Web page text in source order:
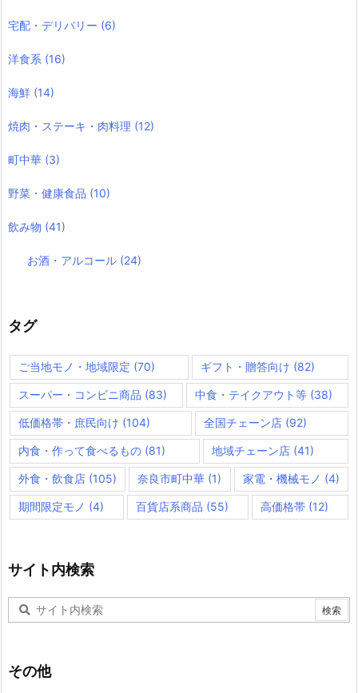
宅配・デリバリー (6)
洋食系 (16)
海鮮 (14)
焼肉・ステーキ・肉料理 (12)
町中華 (3)
野菜・健康食品 (10)
飲み物 (41)
お酒・アルコール (24)
タグ
ご当地モノ・地域限定 (70) ギフト・贈答向け (82)
スーパー・コンビニ商品 (83) 中食・テイクアウト等 (38)
低価格帯・庶民向け (104) 全国チェーン店 (92)
内食・作って食べるもの (81) 地域チェーン店 (41)
外食・飲食店 (105) 奈良市町中華 (1) 家電・機械モノ (4)
期間限定モノ (4) 百貨店系商品 (55) 高価格帯 (12)
サイト内検索
その他